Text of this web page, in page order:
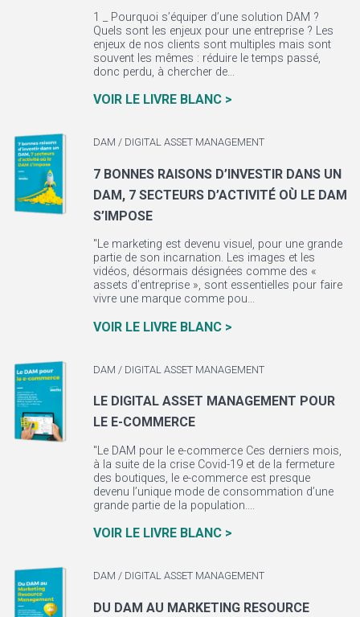
1 _ Pourquoi s’équiper d’une solution DAM ?
Quels sont les enjeux pour une entreprise ? Les
enjeux de nos clients sont multiples mais sont
souvent les mêmes : réduire le temps passé,
donc perdu, à chercher de...
VOIR LE LIVRE BLANC >
DAM / DIGITAL ASSET MANAGEMENT
7 BONNES RAISONS D’INVESTIR DANS UN
DAM, 7 SECTEURS D’ACTIVITÉ OÙ LE DAM
S’IMPOSE
"Le marketing est devenu visuel, pour une grande
partie de son incarnation. Les images et les
vidéos, désormais désignées comme des «
assets d’entreprise », sont essentielles pour faire
vivre une marque comme pou...
VOIR LE LIVRE BLANC >
DAM / DIGITAL ASSET MANAGEMENT
LE DIGITAL ASSET MANAGEMENT POUR
LE E-COMMERCE
"Le DAM pour le e-commerce Ces derniers mois,
à la suite de la crise Covid-19 et de la fermeture
des boutiques, le e-commerce est presque
devenu l’unique mode de consommation d’une
grande partie de la population....
VOIR LE LIVRE BLANC >
DAM / DIGITAL ASSET MANAGEMENT
DU DAM AU MARKETING RESOURCE